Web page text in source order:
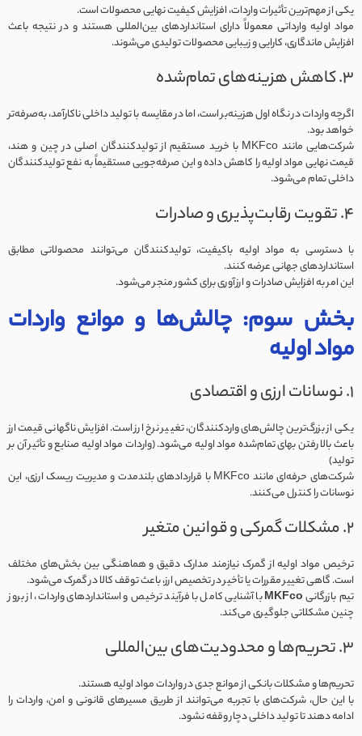
یکی از مهم‌ترین تأثیرات واردات، افزایش کیفیت نهایی محصولات است.
مواد اولیه وارداتی معمولاً دارای استانداردهای بین‌المللی هستند و در نتیجه باعث
افزایش ماندگاری، کارایی و زیبایی محصولات تولیدی می‌شوند.
۳. کاهش هزینه‌های تمام‌شده
اگرچه واردات در نگاه اول هزینه‌بر است، اما در مقایسه با تولید داخلی ناکارآمد، به‌صرفه‌تر
خواهد بود.
شرکت‌هایی مانند MKFco با خرید مستقیم از تولیدکنندگان اصلی در چین و هند،
قیمت نهایی مواد اولیه را کاهش داده و این صرفه‌جویی مستقیماً به نفع تولیدکنندگان
داخلی تمام می‌شود.
۴. تقویت رقابت‌پذیری و صادرات
با دسترسی به مواد اولیه باکیفیت، تولیدکنندگان می‌توانند محصولاتی مطابق
استانداردهای جهانی عرضه کنند.
این امر به افزایش صادرات و ارزآوری برای کشور منجر می‌شود.
بخش سوم: چالش‌ها و موانع واردات
مواد اولیه
۱. نوسانات ارزی و اقتصادی
یکی از بزرگ‌ترین چالش‌های واردکنندگان، تغییر نرخ ارز است. افزایش ناگهانی قیمت ارز
باعث بالا رفتن بهای تمام‌شده مواد اولیه می‌شود. (واردات مواد اولیه صنایع و تأثیر آن بر
تولید)
شرکت‌های حرفه‌ای مانند MKFco با قراردادهای بلندمدت و مدیریت ریسک ارزی، این
نوسانات را کنترل می‌کنند.
۲. مشکلات گمرکی و قوانین متغیر
ترخیص مواد اولیه از گمرک نیازمند مدارک دقیق و هماهنگی بین بخش‌های مختلف
است. گاهی تغییر مقررات یا تأخیر در تخصیص ارز، باعث توقف کالا در گمرک می‌شود.
تیم بازرگانیMKFcoبا آشنایی کامل با فرآیند ترخیص و استانداردهای واردات، از بروز
چنین مشکلاتی جلوگیری می‌کند.
۳. تحریم‌ها و محدودیت‌های بین‌المللی
تحریم‌ها و مشکلات بانکی از موانع جدی در واردات مواد اولیه هستند.
با این حال، شرکت‌های با تجربه می‌توانند از طریق مسیرهای قانونی و امن، واردات را
ادامه دهند تا تولید داخلی دچار وقفه نشود.